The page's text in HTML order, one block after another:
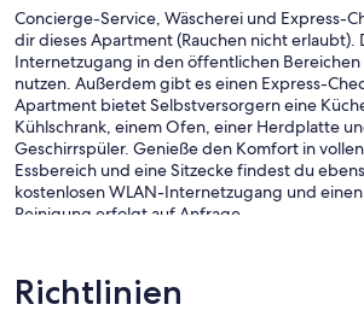
Concierge-Service, Wäscherei und Express-
dir dieses Apartment (Rauchen nicht erlaubt).
Internetzugang in den öffentlichen Bereichen
nutzen. Außerdem gibt es einen Express-
Apartment bietet Selbstversorgern eine
Kühlschrank, einem Ofen, einer Herdplatte
Geschirrspüler. Genieße den Komfort in
Essbereich und eine Sitzecke findest du
kostenlosen WLAN-Internetzugang und
Reinigung erfolgt auf Anfrage.
Ausstattung: Espressomaschine und
Kaffee-/Teezubehör. Alle Wohneinheiten
Richtlinien